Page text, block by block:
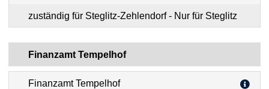
zuständig für Steglitz-Zehlendorf - Nur für Steglitz
Finanzamt Tempelhof
Finanzamt Tempelhof